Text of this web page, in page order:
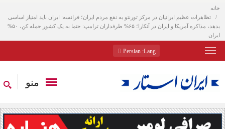
خانه
تظاهرات عظیم ایرانیان در مرکز تورنتو به نفع مردم ایران؛ فرانسه: ایران باید امتیاز اساسی
بدهد، مذاکره آمریکا و ایران در آنکارا؛ ۶۵% طرفداران ترامپ: حتما به یک کشور حمله کن، ۵۰%
ایران
Lang
: Persian
منو